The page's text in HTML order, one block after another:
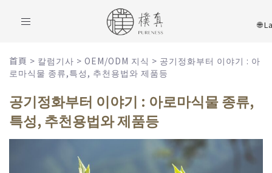
Toggle
首頁 > 칼럼기사 > OEM/ODM 지식 > 공기정화부터 이야기 : 아
로마식물 종류,특성, 추천용법와 제품등
공기정화부터 이야기 : 아로마식물 종류,
특성, 추천용법와 제품등